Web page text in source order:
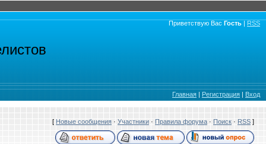
Приветствую Вас Гость | RSS
Главная | Регистрация | Вход
[ Новые сообщения · Участники · Правила форума · Поиск · RSS ]